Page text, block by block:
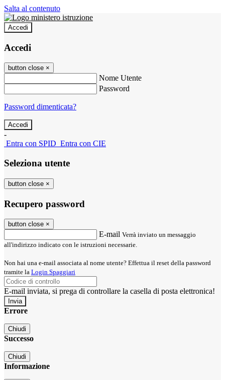
Salta al contenuto
Accedi
Accedi
button close ×
Nome Utente
Password
Password dimenticata?
-
Entra con SPID Entra con CIE
Seleziona utente
button close ×
Recupero password
button close ×
E-mail Verrà inviato un messaggio
all'indirizzo indicato con le istruzioni necessarie.
Non hai una e-mail associata al nome utente? Effettua il reset della password
tramite la Login Spaggiari
E-mail inviata, si prega di controllare la casella di posta elettronica!
Errore
Chiudi
Successo
Chiudi
Informazione